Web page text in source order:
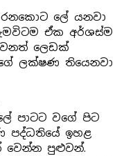
ලේ යනවා
ඒක අර්ශස්ම
ලෙඩක්
ලක්ෂණ තියෙනවා
පාටට වගේ පිට
පද්ධතියේ ඉහළ
වෙන්න පුළුවන්.